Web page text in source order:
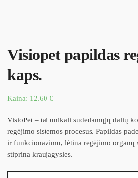
Visiopet papildas
kaps.
Kaina: 12.60 €
VisioPet – tai unikali sudedamųjų dalių
regėjimo sistemos procesus. Papildas
ir funkcionavimu, lėtina regėjimo organų
stiprina kraujagysles.